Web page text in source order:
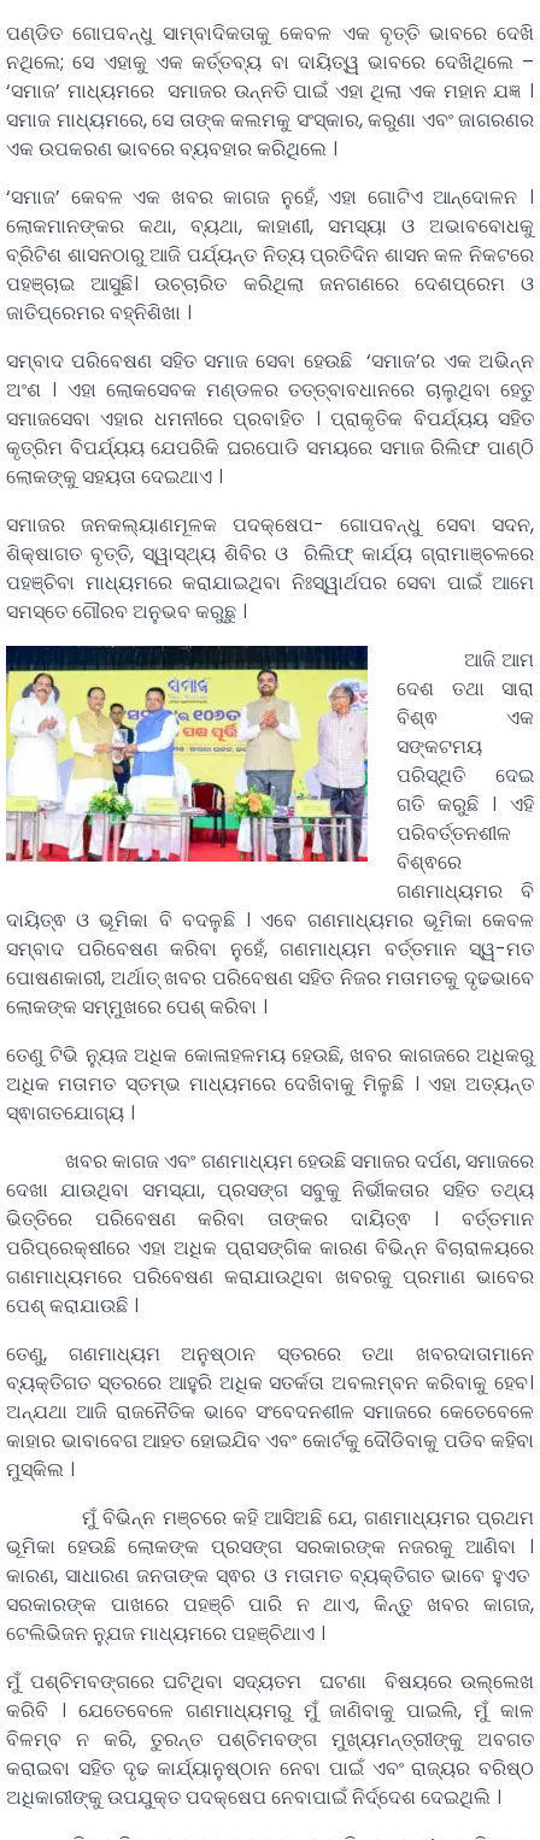
ପଣ୍ଡିତ ଗୋପବନ୍ଧୁ ସାମ୍ବାଦିକତାକୁ କେବଳ ଏକ ବୃତ୍ତି ଭାବରେ ଦେଖି
ନଥିଲେ; ସେ ଏହାକୁ ଏକ କର୍ତ୍ତବ୍ୟ ବା ଦାୟିତ୍ୱ ଭାବରେ ଦେଖିଥିଲେ –
‘ସମାଜ’ ମାଧ୍ୟମରେ ସମାଜର ଉନ୍ନତି ପାଇଁ ଏହା ଥିଲା ଏକ ମହାନ ଯଜ୍ଞ ।
ସମାଜ ମାଧ୍ୟମରେ, ସେ ତାଙ୍କ କଲମକୁ ସଂସ୍କାର, କରୁଣା ଏବଂ ଜାଗରଣର
ଏକ ଉପକରଣ ଭାବରେ ବ୍ୟବହାର କରିଥିଲେ ।
‘ସମାଜ’ କେବଳ ଏକ ଖବର କାଗଜ ନୁହେଁ, ଏହା ଗୋଟିଏ ଆନ୍ଦୋଳନ ।
ଲୋକମାନଙ୍କର କଥା, ବ୍ୟଥା, କାହାଣୀ, ସମସ୍ୟା ଓ ଅଭାବବୋଧକୁ
ବ୍ରିଟିଶ ଶାସନଠାରୁ ଆଜି ପର୍ଯ୍ୟନ୍ତ ନିତ୍ୟ ପ୍ରତିଦିନ ଶାସନ କଳ ନିକଟରେ
ପହଞ୍ଚାଇ ଆସୁଛି। ଉଚ୍ଚାରିତ କରିଥିଲା ଜନଗଣରେ ଦେଶପ୍ରେମ ଓ
ଜାତିପ୍ରେମର ବହ୍ନିଶିଖା ।
ସମ୍ବାଦ ପରିବେଷଣ ସହିତ ସମାଜ ସେବା ହେଉଛି ‘ସମାଜ’ର ଏକ ଅଭିନ୍ନ
ଅଂଶ । ଏହା ଲୋକସେବକ ମଣ୍ଡଳର ତତ୍ତ୍ବାବଧାନରେ ଚାଲୁଥିବା ହେତୁ
ସମାଜସେବା ଏହାର ଧମନୀରେ ପ୍ରବାହିତ । ପ୍ରାକୃତିକ ବିପର୍ଯ୍ୟୟ ସହିତ
କୃତ୍ରିମ ବିପର୍ଯ୍ୟୟ ଯେପରିକି ଘରପୋଡି ସମୟରେ ସମାଜ ରିଲିଫ ପାଣ୍ଠି
ଲୋକଙ୍କୁ ସହୟତା ଦେଇଥାଏ ।
ସମାଜର ଜନକଲ୍ୟାଣମୂଳକ ପଦକ୍ଷେପ- ଗୋପବନ୍ଧୁ ସେବା ସଦନ,
ଶିକ୍ଷାଗତ ବୃତ୍ତି, ସ୍ୱାସ୍ଥ୍ୟ ଶିବିର ଓ ରିଲିଫ୍ କାର୍ଯ୍ୟ ଗ୍ରାମାଞ୍ଚଳରେ
ପହଞ୍ଚିବା ମାଧ୍ୟମରେ କରାଯାଇଥିବା ନିଃସ୍ୱାର୍ଥପର ସେବା ପାଇଁ ଆମେ
ସମସ୍ତେ ଗୌରବ ଅନୁଭବ କରୁଛୁ ।
ଆଜି ଆମ
ଦେଶ ତଥା ସାରା
ବିଶ୍ଵ ଏକ
ସଙ୍କଟମୟ
ପରିସ୍ଥିତି ଦେଇ
ଗତି କରୁଛି । ଏହି
ପରିବର୍ତ୍ତନଶୀଳ
ବିଶ୍ଵରେ
ଗଣମାଧ୍ୟମର ବି
ଦାୟିତ୍ଵ ଓ ଭୂମିକା ବି ବଦଳୁଛି । ଏବେ ଗଣମାଧ୍ୟମର ଭୂମିକା କେବଳ
ସମ୍ବାଦ ପରିବେଷଣ କରିବା ନୁହେଁ, ଗଣମାଧ୍ୟମ ବର୍ତ୍ତମାନ ସ୍ୱ-ମତ
ପୋଷଣକାରୀ, ଅର୍ଥାତ୍ ଖବର ପରିବେଷଣ ସହିତ ନିଜର ମତାମତକୁ ଦୃଢଭାବେ
ଲୋକଙ୍କ ସମ୍ମୁଖରେ ପେଶ୍ କରିବା ।
ତେଣୁ ଟିଭି ନ୍ୟୁଜ ଅଧିକ କୋଳାହଳମୟ ହେଉଛି, ଖବର କାଗଜରେ ଅଧିକରୁ
ଅଧିକ ମତାମତ ସ୍ତମ୍ଭ ମାଧ୍ୟମରେ ଦେଖିବାକୁ ମିଳୁଛି । ଏହା ଅତ୍ୟନ୍ତ
ସ୍ଵାଗତଯୋଗ୍ୟ ।
ଖବର କାଗଜ ଏବଂ ଗଣମାଧ୍ୟମ ହେଉଛି ସମାଜର ଦର୍ପଣ, ସମାଜରେ
ଦେଖା ଯାଉଥିବା ସମସ୍ଯା, ପ୍ରସଙ୍ଗ ସବୁକୁ ନିର୍ଭୀକତାର ସହିତ ତଥ୍ୟ
ଭିତ୍ତିରେ ପରିବେଷଣ କରିବା ତାଙ୍କର ଦାୟିତ୍ଵ । ବର୍ତ୍ତମାନ
ପରିପ୍ରେକ୍ଷୀରେ ଏହା ଅଧିକ ପ୍ରାସଙ୍ଗିକ କାରଣ ବିଭିନ୍ନ ବିଚାରାଳୟରେ
ଗଣମାଧ୍ୟମରେ ପରିବେଷଣ କରାଯାଉଥିବା ଖବରକୁ ପ୍ରମାଣ ଭାବେର
ପେଶ୍ କରାଯାଉଛି ।
ତେଣୁ, ଗଣମାଧ୍ୟମ ଅନୁଷ୍ଠାନ ସ୍ତରରେ ତଥା ଖବରଦାତାମାନେ
ବ୍ୟକ୍ତିଗତ ସ୍ତରରେ ଆହୁରି ଅଧିକ ସତର୍କତା ଅବଲମ୍ବନ କରିବାକୁ ହେବ।
ଅନ୍ଯଥା ଆଜି ରାଜନୈତିକ ଭାବେ ସଂବେଦନଶୀଳ ସମାଜରେ କେତେବେଳେ
କାହାର ଭାବାବେଗ ଆହତ ହୋଇଯିବ ଏବଂ କୋର୍ଟକୁ ଦୌଡିବାକୁ ପଡିବ କହିବା
ମୁସ୍କିଲ ।
ମୁଁ ବିଭିନ୍ନ ମଞ୍ଚରେ କହି ଆସିଅଛି ଯେ, ଗଣମାଧ୍ୟମର ପ୍ରଥମ
ଭୂମିକା ହେଉଛି ଲୋକଙ୍କ ପ୍ରସଙ୍ଗ ସରକାରଙ୍କ ନଜରକୁ ଆଣିବା ।
କାରଣ, ସାଧାରଣ ଜନତାଙ୍କ ସ୍ଵର ଓ ମତାମତ ବ୍ୟକ୍ତିଗତ ଭାବେ ହୁଏତ
ସରକାରଙ୍କ ପାଖରେ ପହଞ୍ଚି ପାରି ନ ଥାଏ, କିନ୍ତୁ ଖବର କାଗଜ,
ଟେଲିଭିଜନ ନ୍ଯୁଜ ମାଧ୍ୟମରେ ପହଞ୍ଚିଥାଏ ।
ମୁଁ ପଶ୍ଚିମବଙ୍ଗରେ ଘଟିଥିବା ସଦ୍ୟତମ ଘଟଣା ବିଷୟରେ ଉଲ୍ଲେଖ
କରିବି । ଯେତେବେଳେ ଗଣମାଧ୍ୟମରୁ ମୁଁ ଜାଣିବାକୁ ପାଇଲି, ମୁଁ କାଳ
ବିଳମ୍ବ ନ କରି, ତୁରନ୍ତ ପଶ୍ଚିମବଙ୍ଗ ମୁଖ୍ୟମନ୍ତ୍ରୀଙ୍କୁ ଅବଗତ
କରାଇବା ସହିତ ଦୃଢ କାର୍ଯ୍ୟାନୁଷ୍ଠାନ ନେବା ପାଇଁ ଏବଂ ରାଜ୍ୟର ବରିଷ୍ଠ
ଅଧିକାରୀଙ୍କୁ ଉପଯୁକ୍ତ ପଦକ୍ଷେପ ନେବାପାଇଁ ନିର୍ଦ୍ଦେଶ ଦେଇଥିଲି ।